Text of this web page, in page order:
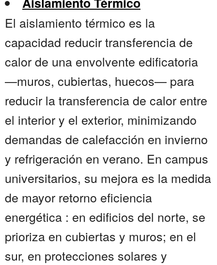
El aislamiento térmico es la
capacidad reducir transferencia de
calor de una envolvente edificatoria
—muros, cubiertas, huecos— para
reducir la transferencia de calor entre
el interior y el exterior, minimizando
demandas de calefacción en invierno
y refrigeración en verano. En campus
universitarios, su mejora es la medida
de mayor retorno eficiencia
energética : en edificios del norte, se
prioriza en cubiertas y muros; en el
sur, en protecciones solares y